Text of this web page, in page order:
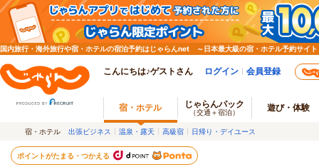
国内旅行・海外旅行や宿・ホテルの宿泊予約はじゃらんnet ～日本最大級の宿・ホテル予約サイト
こんにちは♪ゲストさん ログイン 会員登録
宿・ホテル じゃらんパック
（交通＋宿泊） 遊び・体験
宿・ホテル 出張ビジネス 温泉・露天 高級宿 日帰り・デイユース
ポイントがたまる・つかえる